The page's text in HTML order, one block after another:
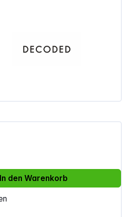
Wert ein
In den Warenkorb